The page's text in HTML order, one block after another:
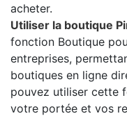
acheter.
Utiliser la boutique
fonction Boutique
entreprises,
boutiques en ligne
pouvez utiliser cette
votre portée et vos